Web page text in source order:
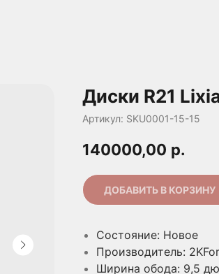
Диски R21
Артикул: SKU0001-15-15
140000,00 р.
ДОБАВИТЬ В КОРЗИНУ
Состояние: Новое
Производитель:
Ширина обода: 9,5